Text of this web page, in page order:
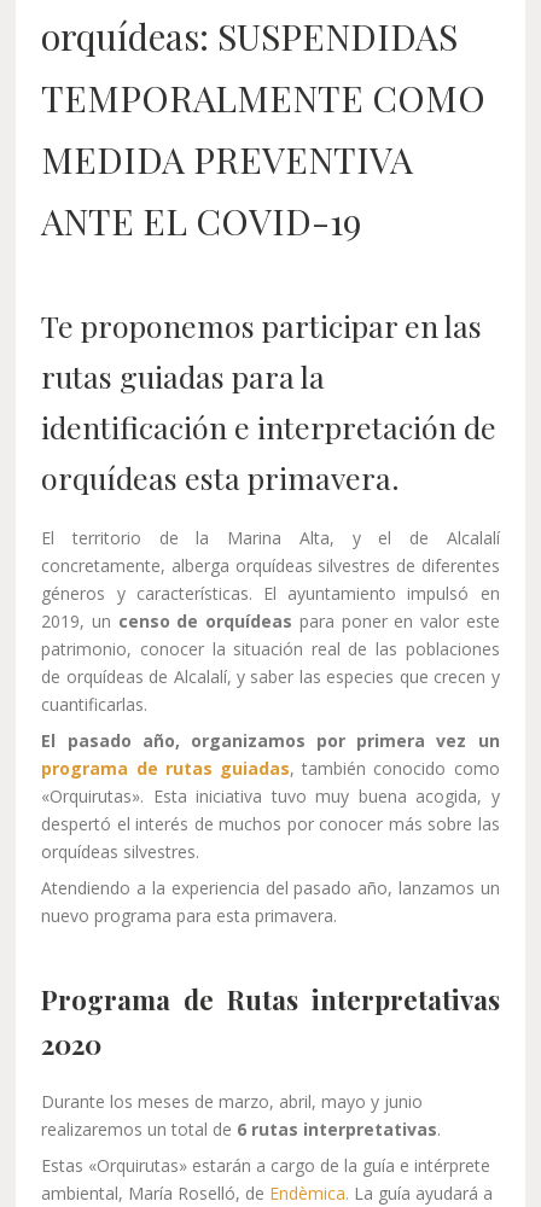
orquídeas: SUSPENDIDAS
TEMPORALMENTE COMO
MEDIDA PREVENTIVA
ANTE EL COVID-19
Te proponemos participar en las
rutas guiadas para la
identificación e interpretación de
orquídeas esta primavera.
El territorio de la Marina Alta, y el de Alcalalí
concretamente, alberga orquídeas silvestres de diferentes
géneros y características. El ayuntamiento impulsó en
2019, un censo de orquídeas para poner en valor este
patrimonio, conocer la situación real de las poblaciones
de orquídeas de Alcalalí, y saber las especies que crecen y
cuantificarlas.
El pasado año, organizamos por primera vez un
programa de rutas guiadas, también conocido como
«Orquirutas». Esta iniciativa tuvo muy buena acogida, y
despertó el interés de muchos por conocer más sobre las
orquídeas silvestres.
Atendiendo a la experiencia del pasado año, lanzamos un
nuevo programa para esta primavera.
Programa de Rutas interpretativas
2020
Durante los meses de marzo, abril, mayo y junio
realizaremos un total de 6 rutas interpretativas.
Estas «Orquirutas» estarán a cargo de la guía e intérprete
ambiental, María Roselló, de Endèmica. La guía ayudará a